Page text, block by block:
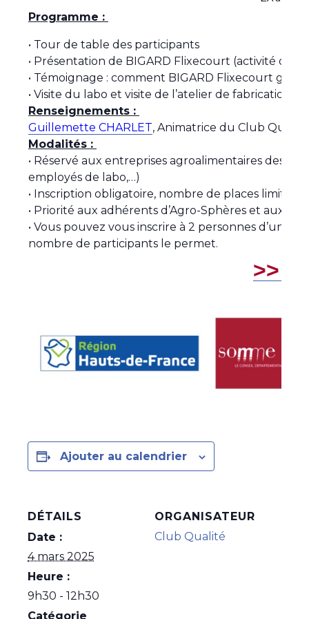
Programme :
• Tour de table des participants
• Présentation de BIGARD Flixecourt (activité de
• Témoignage : comment BIGARD Flixecourt
• Visite du labo et visite de l’atelier de fabrication
Renseignements :
Guillemette CHARLET, Animatrice du Club
Modalités :
• Réservé aux entreprises agroalimentaires des
employés de labo,…)
• Inscription obligatoire, nombre de places limité à
• Priorité aux adhérents d’Agro-Sphères et aux
• Vous pouvez vous inscrire à 2 personnes d’une
nombre de participants le permet.
>>
Ajouter au calendrier
DÉTAILS
Date :
4 mars 2025
Heure :
9h30 - 12h30
Catégorie
ORGANISATEUR
Club Qualité